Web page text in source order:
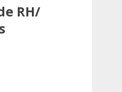
RH/